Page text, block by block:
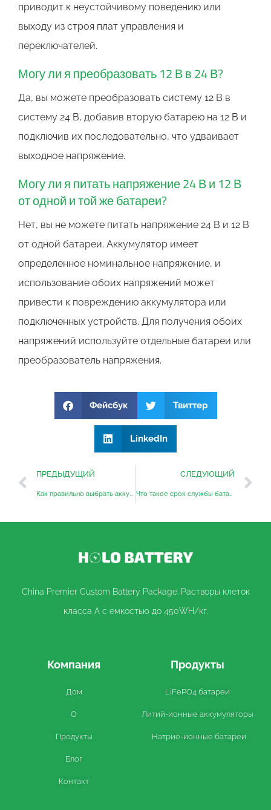
приводит к неустойчивому поведению или
выходу из строя плат управления и
переключателей.
Могу ли я преобразовать 12 В в 24 В?
Да, вы можете преобразовать систему 12 В в
систему 24 В, добавив вторую батарею на 12 В и
подключив их последовательно, что удваивает
выходное напряжение.
Могу ли я питать напряжение 24 В и 12 В
от одной и той же батареи?
Нет, вы не можете питать напряжение 24 В и 12 В
от одной батареи. Аккумулятор имеет
определенное номинальное напряжение, и
использование обоих напряжений может
привести к повреждению аккумулятора или
подключенных устройств. Для получения обоих
напряжений используйте отдельные батареи или
преобразователь напряжения.
Фейсбук Твиттер
LinkedIn
ПРЕДЫДУЩИЙ
Как правильно выбрать аккумулятор для вилочного погрузчика
СЛЕДУЮЩИЙ
Что такое срок службы батареи?
China Premier Custom Battery Package. Растворы клеток
класса A с емкостью до 450WH/кг.
Компания
Дом
О
Продукты
Блог
Контакт
Продукты
LiFePO4 батареи
Литий-ионные аккумуляторы
Натрие-ионные батареи